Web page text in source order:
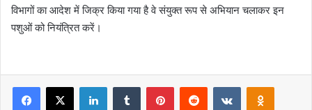
विभागों का आदेश में जिक्र किया गया है वे संयुक्त रूप से अभियान चलाकर इन
पशुओं को नियंत्रित करें।
Facebook
X LinkedInTumblr PinterestReddit VKontakte